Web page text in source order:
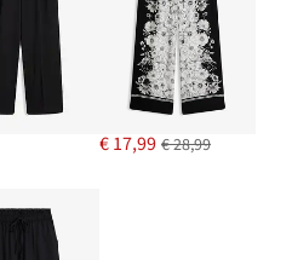
€ 17,99 € 28,99